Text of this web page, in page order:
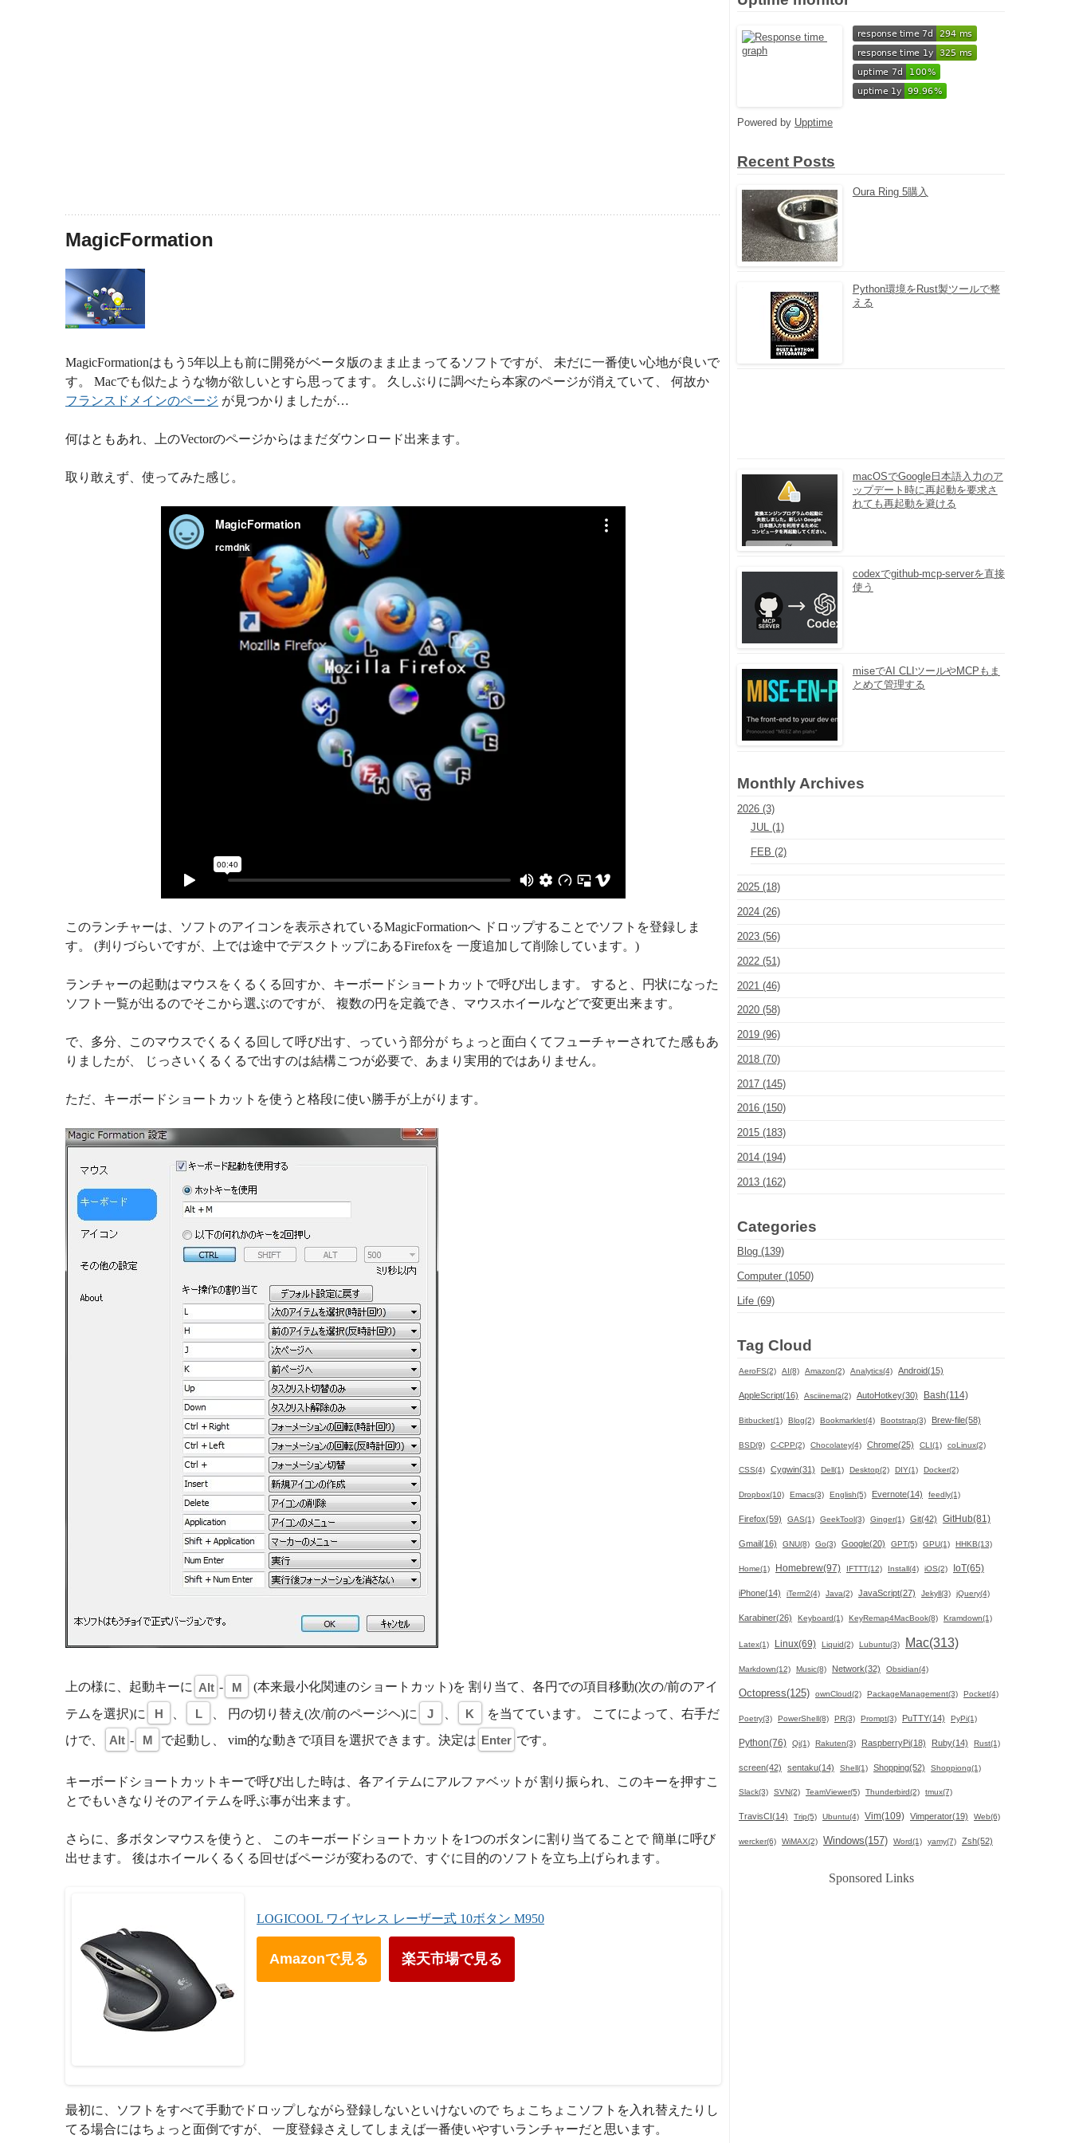
MagicFormation
MagicFormationはもう5年以上も前に開発がベータ版のまま止まってるソフトですが、 未だに一番使い心地が良いで
す。 Macでも似たような物が欲しいとすら思ってます。 久しぶりに調べたら本家のページが消えていて、 何故か
フランスドメインのページ が見つかりましたが…
何はともあれ、上のVectorのページからはまだダウンロード出来ます。
取り敢えず、使ってみた感じ。
このランチャーは、ソフトのアイコンを表示されているMagicFormationへ ドロップすることでソフトを登録しま
す。 (判りづらいですが、上では途中でデスクトップにあるFirefoxを 一度追加して削除しています。)
ランチャーの起動はマウスをくるくる回すか、キーボードショートカットで呼び出します。 すると、円状になった
ソフト一覧が出るのでそこから選ぶのですが、 複数の円を定義でき、マウスホイールなどで変更出来ます。
で、多分、このマウスでくるくる回して呼び出す、っていう部分が ちょっと面白くてフューチャーされてた感もあ
りましたが、 じっさいくるくるで出すのは結構こつが必要で、あまり実用的ではありません。
ただ、キーボードショートカットを使うと格段に使い勝手が上がります。
上の様に、起動キーに Alt - M
(本来最小化関連のショートカット)を 割り当て、各円での項目移動(次の/前のアイ
テムを選択)に
H L 、 円の切り替え(次/前のページヘ)に J K
を当てています。 こてによって、右手だ
けで、
Alt - M で起動し、 vim的な動きで項目を選択できます。決定は Enter です。
キーボードショートカットキーで呼び出した時は、各アイテムにアルファベットが 割り振られ、このキーを押すこ
とでもいきなりそのアイテムを呼ぶ事が出来ます。
さらに、多ボタンマウスを使うと、 このキーボードショートカットを1つのボタンに割り当てることで 簡単に呼び
出せます。 後はホイールくるくる回せばページが変わるので、すぐに目的のソフトを立ち上げられます。
LOGICOOL ワイヤレス レーザー式 10ボタン M950
Amazonで見る 楽天市場で見る
最初に、ソフトをすべて手動でドロップしながら登録しないといけないので ちょこちょこソフトを入れ替えたりし
てる場合にはちょっと面倒ですが、 一度登録さえしてしまえば一番使いやすいランチャーだと思います。
Powered by Upptime
Recent Posts
Oura Ring 5購入
Python環境をRust製ツールで整
える
macOSでGoogle日本語入力のア
ップデート時に再起動を要求さ
れても再起動を避ける
codexでgithub-mcp-serverを直接
使う
miseでAI CLIツールやMCPもま
とめて管理する
Monthly Archives
2026 (3)
JUL (1)
FEB (2)
2025 (18)
2024 (26)
2023 (56)
2022 (51)
2021 (46)
2020 (58)
2019 (96)
2018 (70)
2017 (145)
2016 (150)
2015 (183)
2014 (194)
2013 (162)
Categories
Blog (139)
Computer (1050)
Life (69)
Tag Cloud
AeroFS(2) AI(8) Amazon(2) Analytics(4) Android(15)
AppleScript(16) Asciinema(2) AutoHotkey(30) Bash(114)
Bitbucket(1) Blog(2) Bookmarklet(4) Bootstrap(3) Brew-file(58)
BSD(9) C-CPP(2) Chocolatey(4) Chrome(25) CLI(1) coLinux(2)
CSS(4) Cygwin(31) Dell(1) Desktop(2) DIY(1) Docker(2)
Dropbox(10) Emacs(3) English(5) Evernote(14) feedly(1)
Firefox(59) GAS(1) GeekTool(3) Ginger(1) Git(42) GitHub(81)
Gmail(16) GNU(8) Go(3) Google(20) GPT(5) GPU(1) HHKB(13)
Home(1) Homebrew(97) IFTTT(12) Install(4) iOS(2) IoT(65)
iPhone(14) iTerm2(4) Java(2) JavaScript(27) Jekyll(3) jQuery(4)
Karabiner(26) Keyboard(1) KeyRemap4MacBook(8) Kramdown(1)
Latex(1) Linux(69) Liquid(2) Lubuntu(3) Mac(313)
Markdown(12) Music(8) Network(32) Obsidian(4)
Octopress(125) ownCloud(2) PackageManagement(3) Pocket(4)
Poetry(3) PowerShell(8) PR(3) Prompt(3) PuTTY(14) PyPi(1)
Python(76) Qi(1) Rakuten(3) RaspberryPi(18) Ruby(14) Rust(1)
screen(42) sentaku(14) Shell(1) Shopping(52) Shoppiong(1)
Slack(3) SVN(2) TeamViewer(5) Thunderbird(2) tmux(7)
TravisCI(14) Trip(5) Ubuntu(4) Vim(109) Vimperator(19) Web(6)
wercker(6) WiMAX(2) Windows(157) Word(1) yamy(7) Zsh(52)
Sponsored Links